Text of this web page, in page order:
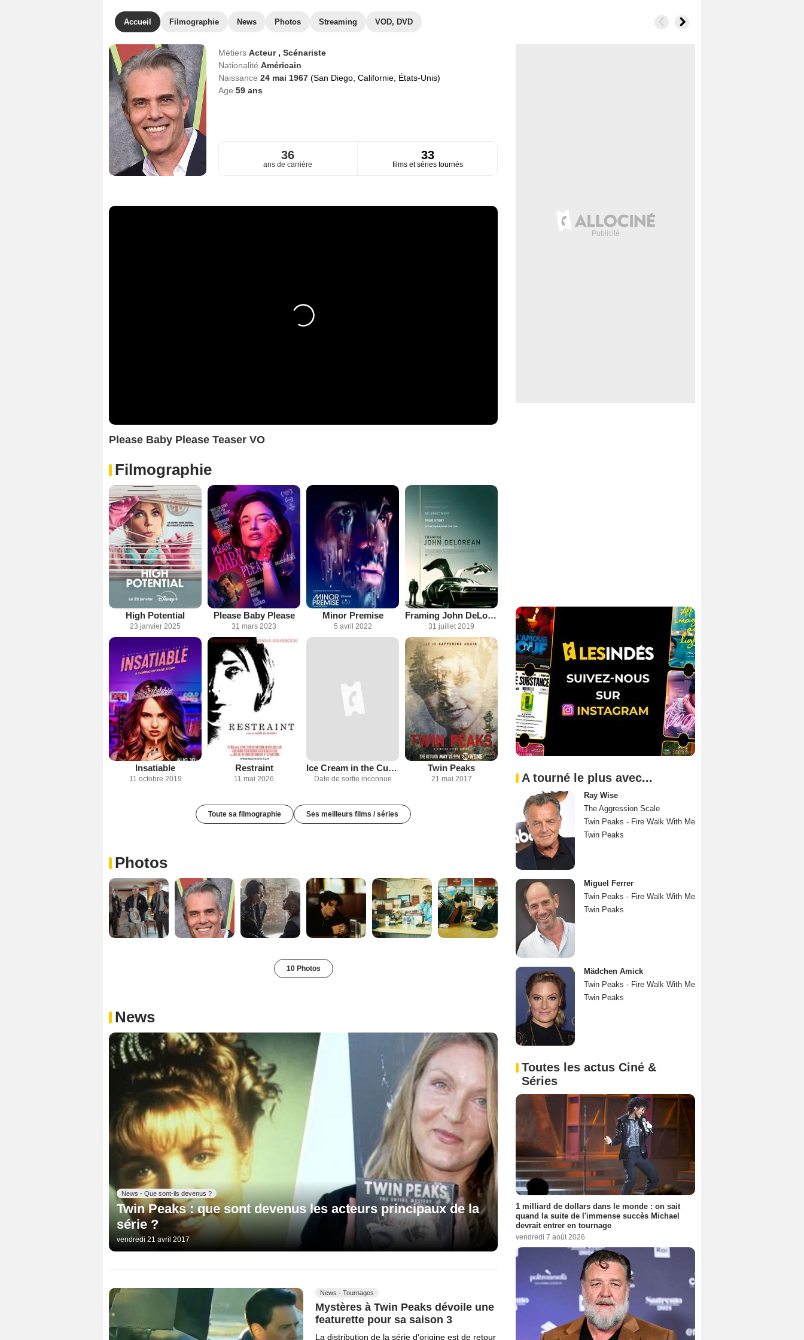
Accueil Filmographie News Photos Streaming VOD, DVD
Métiers Acteur , Scénariste
Nationalité Américain
Naissance 24 mai 1967 (San Diego, Californie, États-Unis)
Age 59ans
36
ans de carrière
33
films et séries tournés
Please Baby Please Teaser VO
Filmographie
High Potential
23 janvier 2025
Please Baby Please
31 mars 2023
Minor Premise
5 avril 2022
Framing John DeLorean
31 juillet 2019
Insatiable
11 octobre 2019
Restraint
11 mai 2026
Ice Cream in the Cupboard
Date de sortie inconnue
Twin Peaks
21 mai 2017
Toute sa filmographie Ses meilleurs films / séries
Photos
10 Photos
News
News - Que sont-ils devenus ?
Twin Peaks : que sont devenus les acteurs principaux de la
série ?
vendredi 21 avril 2017
News - Tournages
Mystères à Twin Peaks dévoile une
featurette pour sa saison 3
La distribution de la série d’origine est de retour
A tourné le plus avec...
Ray Wise
The Aggression Scale
Twin Peaks - Fire Walk With Me
Twin Peaks
Miguel Ferrer
Twin Peaks - Fire Walk With Me
Twin Peaks
Mädchen Amick
Twin Peaks - Fire Walk With Me
Twin Peaks
Toutes les actus Ciné &
Séries
1 milliard de dollars dans le monde : on sait
quand la suite de l'immense succès Michael
devrait entrer en tournage
vendredi 7 août 2026